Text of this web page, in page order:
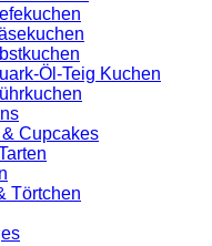
Öl-Teig Kuchen
& Cupcakes
Törtchen